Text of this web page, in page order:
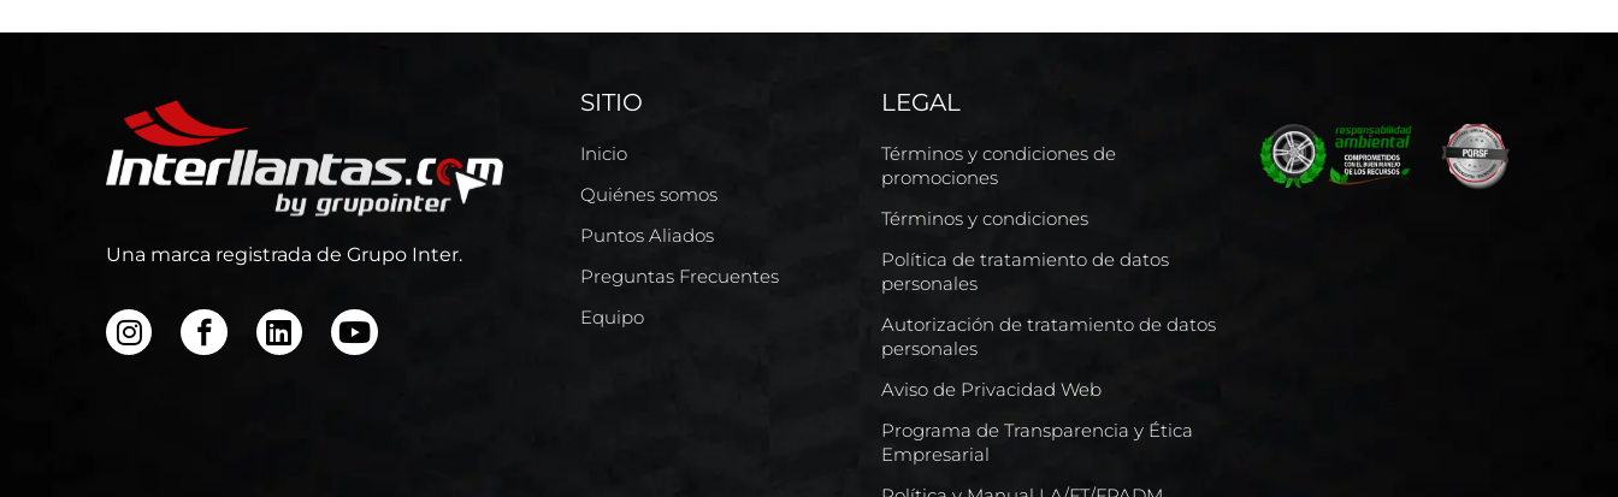
Una marca registrada de Grupo Inter.
SITIO
Inicio
Quiénes somos
Puntos Aliados
Preguntas Frecuentes
Equipo
LEGAL
Términos y condiciones de
promociones
Términos y condiciones
Política de tratamiento de datos
personales
Autorización de tratamiento de datos
personales
Aviso de Privacidad Web
Programa de Transparencia y Ética
Empresarial